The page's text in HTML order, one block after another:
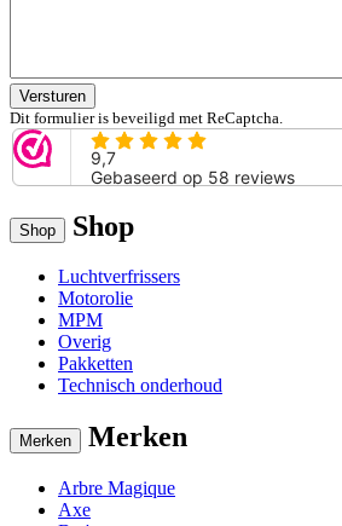
Versturen
Dit formulier is beveiligd met ReCaptcha.
Shop Shop
Luchtverfrissers
Motorolie
MPM
Overig
Pakketten
Technisch onderhoud
Merken Merken
Arbre Magique
Axe